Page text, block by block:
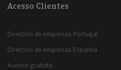
Acesso Clientes
Diretório de empresas Portugal
Diretório de empresas Espanha
Acesso gratuito